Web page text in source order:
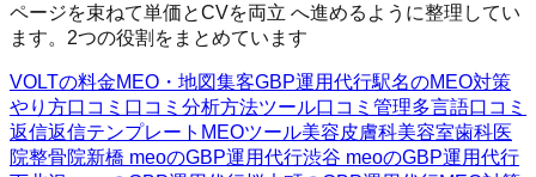
ページを束ねて単価とCVを両立 へ進めるように整理してい
ます。2つの役割をまとめています
VOLTの料金MEO・地図集客GBP運用代行駅名のMEO対策
やり方口コミ 口コミ分析方法ツール口コミ管理多言語口コミ
返信返信テンプレート MEOツール美容皮膚科美容室歯科医
院整骨院新橋 meoのGBP運用代行渋谷 meoのGBP運用代行